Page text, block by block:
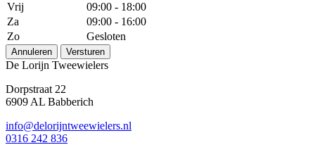
Vrij
09:00 - 18:00
Za
09:00 - 16:00
Zo
Gesloten
Annuleren Versturen
De Lorijn Tweewielers
Dorpstraat 22
6909 AL Babberich
info@delorijntweewielers.nl
0316 242 836